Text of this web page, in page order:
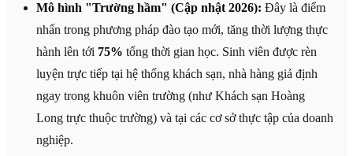
Mô hình "Trường hầm" (Cập nhật 2026): Đây là điểm
nhấn trong phương pháp đào tạo mới, tăng thời lượng thực
hành lên tới 75% tổng thời gian học. Sinh viên được rèn
luyện trực tiếp tại hệ thống khách sạn, nhà hàng giả định
ngay trong khuôn viên trường (như Khách sạn Hoàng
Long trực thuộc trường) và tại các cơ sở thực tập của doanh
nghiệp.